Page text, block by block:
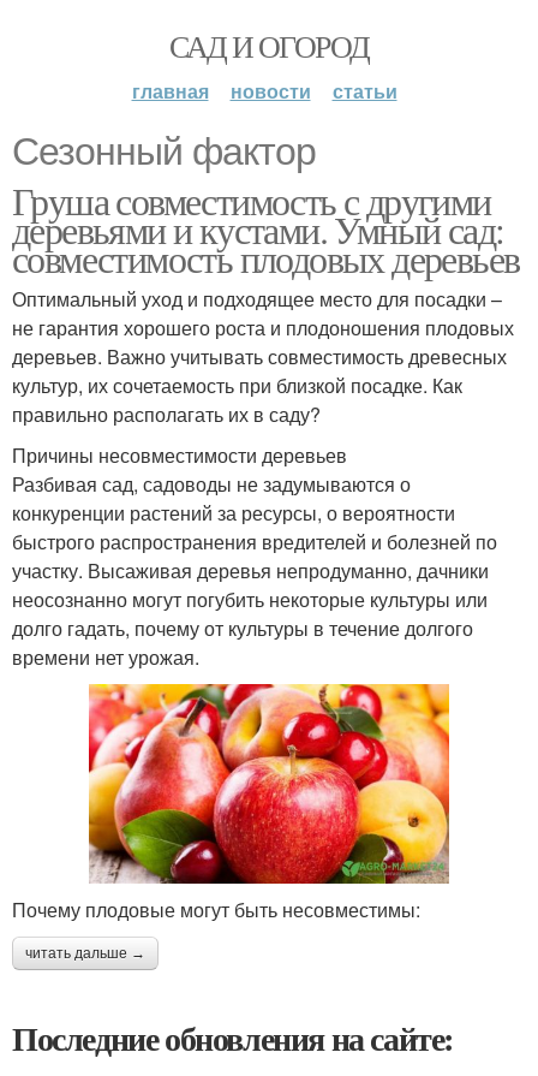
САД И ОГОРОД
главная новости статьи
Сезонный фактор
Груша совместимость с другими
деревьями и кустами. Умный сад:
совместимость плодовых деревьев
Оптимальный уход и подходящее место для посадки –
не гарантия хорошего роста и плодоношения плодовых
деревьев. Важно учитывать совместимость древесных
культур, их сочетаемость при близкой посадке. Как
правильно располагать их в саду?
Причины несовместимости деревьев
Разбивая сад, садоводы не задумываются о
конкуренции растений за ресурсы, о вероятности
быстрого распространения вредителей и болезней по
участку. Высаживая деревья непродуманно, дачники
неосознанно могут погубить некоторые культуры или
долго гадать, почему от культуры в течение долгого
времени нет урожая.
Почему плодовые могут быть несовместимы:
читать дальше →
Последние обновления на сайте: